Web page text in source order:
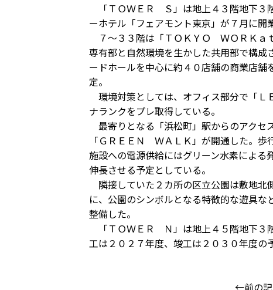
「ＴＯＷＥＲ Ｓ」は地上４３階地下３
ーホテル「フェアモント東京」が７月に開
７～３３階は「ＴＯＫＹＯ ＷＯＲＫａ
専有部と自然環境を生かした共用部で構
ードホールを中心に約４０店舗の商業店
定。
環境対策としては、オフィス部分で「Ｌ
ナランクをプレ取得している。
最寄りとなる「浜松町」駅からのアクセ
「ＧＲＥＥＮ ＷＡＬＫ」が開通した。歩
施設への電源供給にはグリーン水素によ
伸長させる予定としている。
隣接していた２カ所の区立公園は敷地北
に、公園のシンボルとなる特徴的な遊具
整備した。
「ＴＯＷＥＲ Ｎ」は地上４５階地下３
工は２０２７年度、竣工は２０３０年度の
←前の